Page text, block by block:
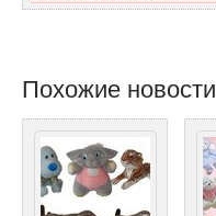
Похожие новости